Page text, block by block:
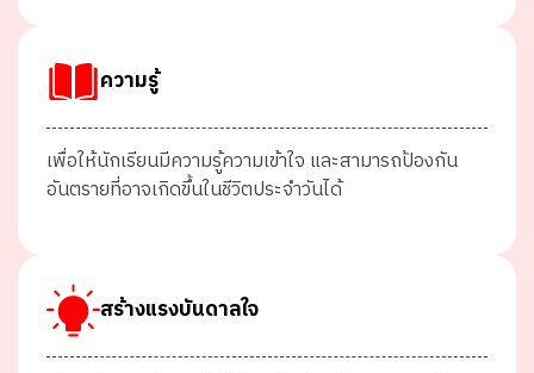
ความรู้
เพื่อให้นักเรียนมีความรู้ความเข้าใจ และสามารถป้องกัน
อันตรายที่อาจเกิดขึ้นในชีวิตประจำวันได้
สร้างแรงบันดาลใจ